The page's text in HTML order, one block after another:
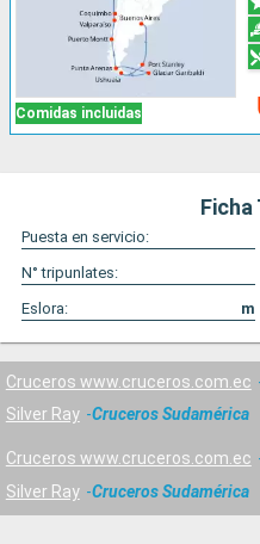
Comidas incluidas
Ficha
Puesta en servicio:
N° tripunlates:
Eslora:
m
Cruceros www.cruceros.com.ec
Silver Ray
Cruceros Sudamérica
Cruceros www.cruceros.com.ec
Silver Ray
Cruceros Sudamérica